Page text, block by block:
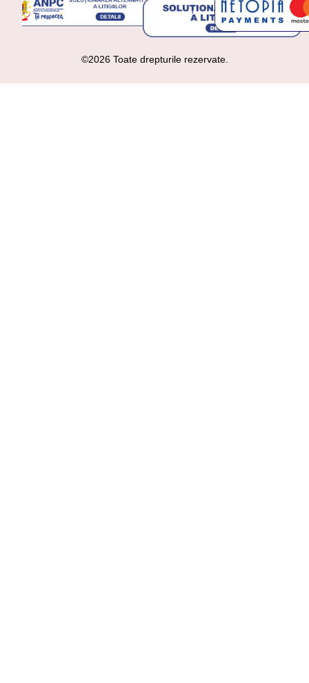
©2026 Toate drepturile rezervate.